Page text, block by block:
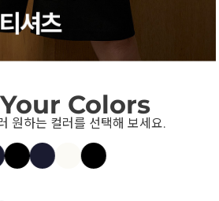
Colors
원하는 컬러를 선택해 보세요.